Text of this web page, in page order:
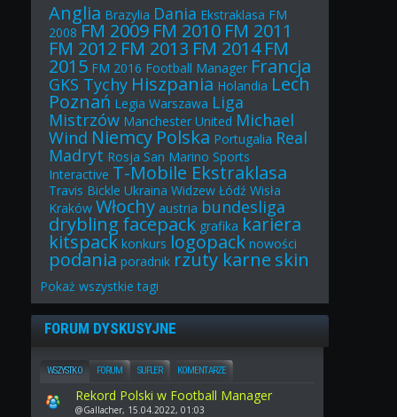
Anglia Brazylia Dania Ekstraklasa FM
2008 FM 2009 FM 2010 FM 2011
FM 2012 FM 2013 FM 2014 FM
2015 FM 2016 Football Manager Francja
GKS Tychy Hiszpania Holandia Lech
Poznań Legia Warszawa Liga
Mistrzów Manchester United Michael
Wind Niemcy Polska Portugalia Real
Madryt Rosja San Marino Sports
Interactive T-Mobile Ekstraklasa
Travis Bickle Ukraina Widzew Łódź Wisła
Kraków Włochy austria bundesliga
drybling facepack grafika kariera
kitspack konkurs logopack nowości
podania poradnik rzuty karne skin
Pokaż wszystkie tagi
FORUM DYSKUSYJNE
WSZYSTKO FORUM SUFLER KOMENTARZE
Rekord Polski w Football Manager
@Gallacher, 15.04.2022, 01:03